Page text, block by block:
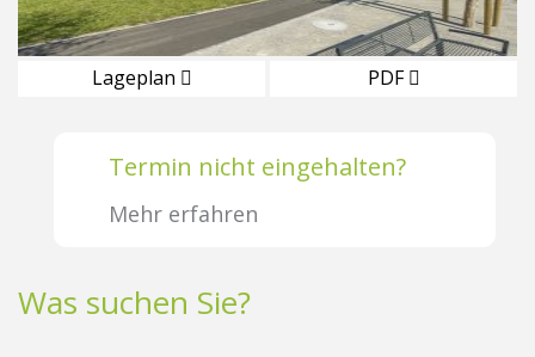
Lageplan PDF
Termin nicht eingehalten?
Mehr erfahren
Was suchen Sie?